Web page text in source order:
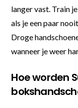
langer vast. Train
als je een paar
Droge
wanneer je weer
Hoe worden